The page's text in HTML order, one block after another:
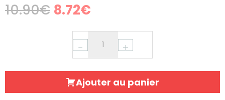
10.90€ Original
was:
10.90€.
8.72€
is:
8.72€.
− +
Ajouter au panier